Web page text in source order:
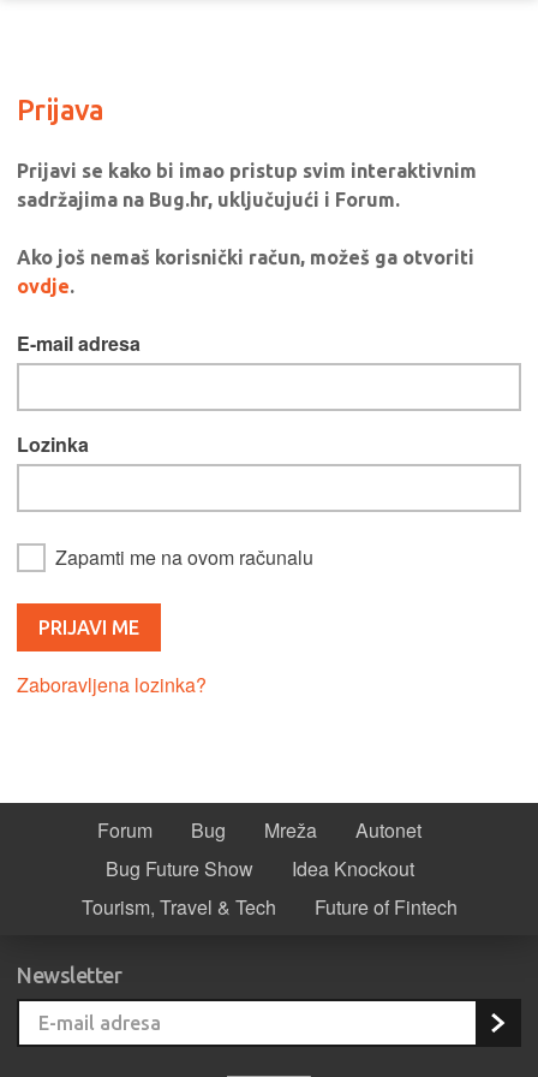
Prijava
Prijavi se kako bi imao pristup svim interaktivnim
sadržajima na Bug.hr, uključujući i Forum.
Ako još nemaš korisnički račun, možeš ga otvoriti
ovdje.
E-mail adresa
Lozinka
Zapamti me na ovom računalu
Zaboravljena lozinka?
Forum Bug Mreža
Autonet
Bug Future Show
Idea Knockout
Tourism, Travel & Tech
Future of Fintech
Newsletter